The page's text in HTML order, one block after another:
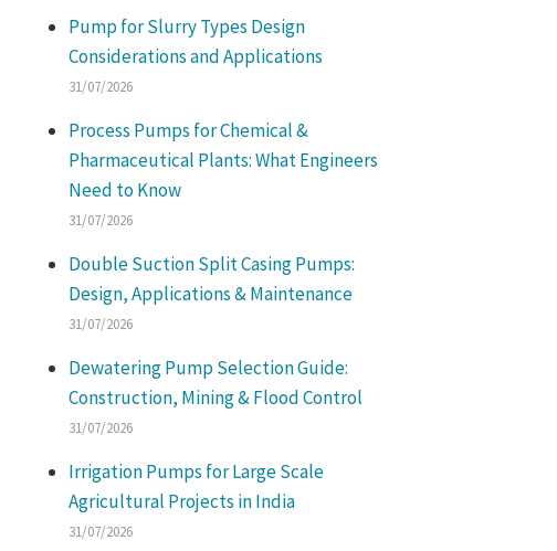
Pump for Slurry Types Design
Considerations and Applications
31/07/2026
Process Pumps for Chemical &
Pharmaceutical Plants: What Engineers
Need to Know
31/07/2026
Double Suction Split Casing Pumps:
Design, Applications & Maintenance
31/07/2026
Dewatering Pump Selection Guide:
Construction, Mining & Flood Control
31/07/2026
Irrigation Pumps for Large Scale
Agricultural Projects in India
31/07/2026